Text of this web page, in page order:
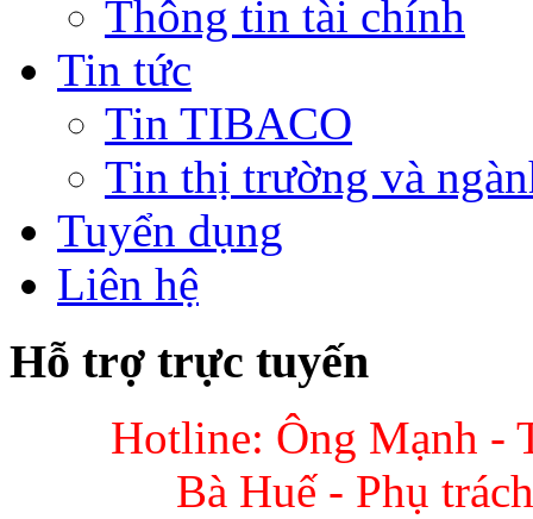
Thông tin tài chính
Tin tức
Tin TIBACO
Tin thị trường và
Tuyển dụng
Liên hệ
Hỗ trợ trực tuyến
Hotline: Ông Mạnh -
Bà Huế - Phụ